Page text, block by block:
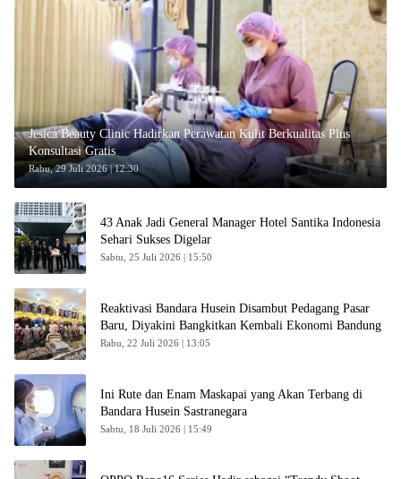
Jesica Beauty Clinic Hadirkan Perawatan Kulit Berkualitas Plus
Konsultasi Gratis
Rabu, 29 Juli 2026 | 12:30
43 Anak Jadi General Manager Hotel Santika Indonesia
Sehari Sukses Digelar
Sabtu, 25 Juli 2026 | 15:50
Reaktivasi Bandara Husein Disambut Pedagang Pasar
Baru, Diyakini Bangkitkan Kembali Ekonomi Bandung
Rabu, 22 Juli 2026 | 13:05
Ini Rute dan Enam Maskapai yang Akan Terbang di
Bandara Husein Sastranegara
Sabtu, 18 Juli 2026 | 15:49